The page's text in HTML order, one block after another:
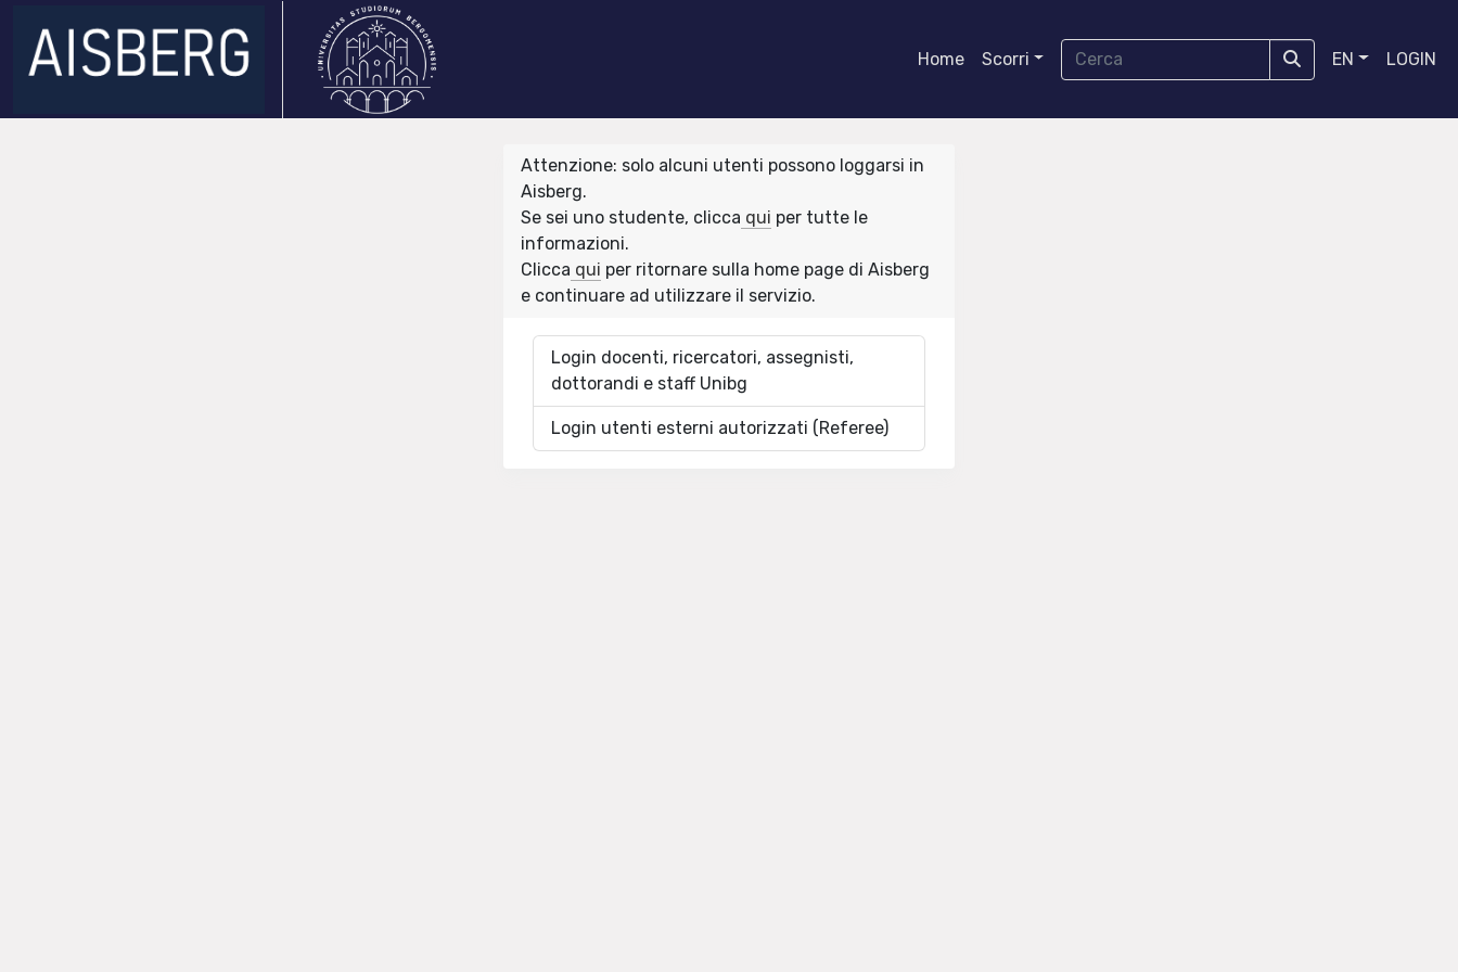
Home Scorri EN LOGIN
Attenzione: solo alcuni utenti possono loggarsi in
Aisberg.
Se sei uno studente, clicca qui per tutte le
informazioni.
Clicca qui per ritornare sulla home page di Aisberg
e continuare ad utilizzare il servizio.
Login docenti, ricercatori, assegnisti,
dottorandi e staff Unibg
Login utenti esterni autorizzati (Referee)